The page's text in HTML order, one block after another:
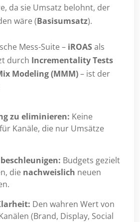
da sie Umsatz belohnt, der
wäre (Basisumsatz).
Mess-Suite – iROASals
durch Incrementality Tests
Modeling (MMM)– ist der
zu eliminieren: Keine
Kanäle, die nur Umsätze
Budgets gezielt
die nachweislich neuen
Den wahren Wert von
(Brand, Display, Social